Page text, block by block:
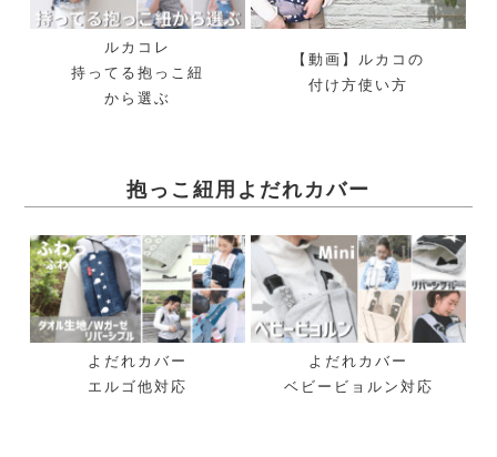
ルカコレ
持ってる抱っこ紐
から選ぶ
【動画】ルカコの
付け方使い方
抱っこ紐用よだれカバー
よだれカバー
エルゴ他対応
よだれカバー
ベビービョルン対応